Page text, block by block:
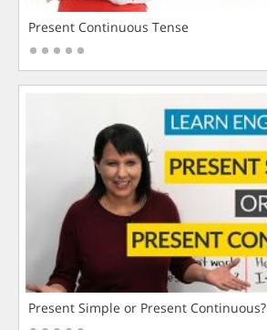
Present Continuous Tense
Present Simple or Present Continuous?